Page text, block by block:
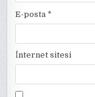
E-posta *
İnternet sitesi